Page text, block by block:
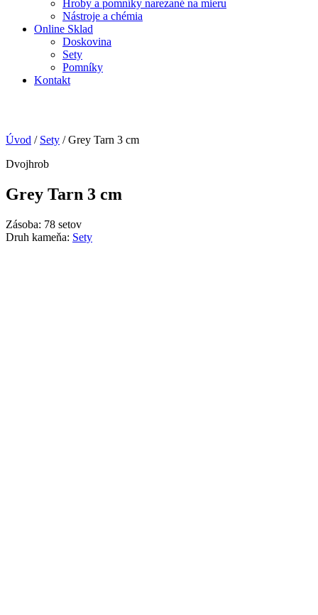
Hroby a pomníky narezané na mieru
Nástroje a chémia
Online Sklad
Doskovina
Sety
Pomníky
Kontakt
Úvod / Sety /Grey Tarn 3 cm
Dvojhrob
Grey Tarn 3 cm
Zásoba: 78 setov
Druh kameňa: Sety